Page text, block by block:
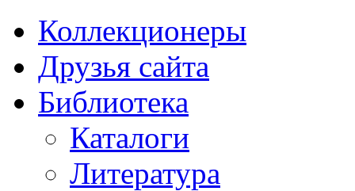
Коллекционеры
Друзья сайта
Библиотека
Каталоги
Литература